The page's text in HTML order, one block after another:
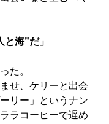
海”だ」
た。
せ、ケリーと出会
リー」というナン
ラコーヒーで遅め